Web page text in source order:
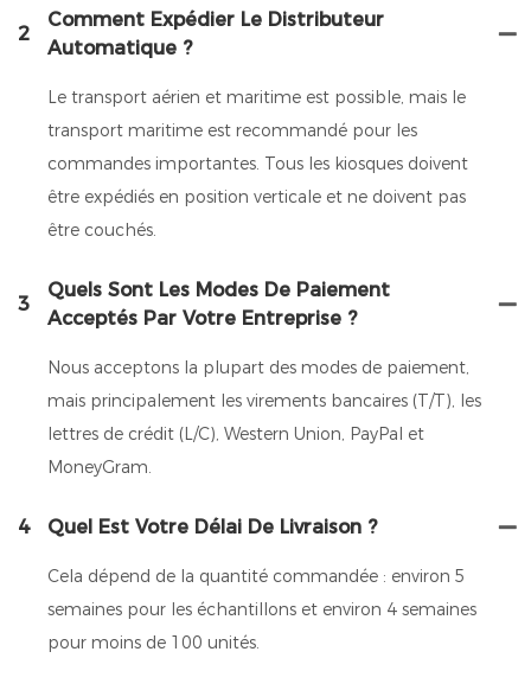
2
Comment Expédier Le Distributeur
Automatique ?
Le transport aérien et maritime est possible, mais le
transport maritime est recommandé pour les
commandes importantes. Tous les kiosques doivent
être expédiés en position verticale et ne doivent pas
être couchés.
3
Quels Sont Les Modes De Paiement
Acceptés Par Votre Entreprise ?
Nous acceptons la plupart des modes de paiement,
mais principalement les virements bancaires (T/T), les
lettres de crédit (L/C), Western Union, PayPal et
MoneyGram.
4 Quel Est Votre Délai De Livraison ?
Cela dépend de la quantité commandée : environ 5
semaines pour les échantillons et environ 4 semaines
pour moins de 100 unités.